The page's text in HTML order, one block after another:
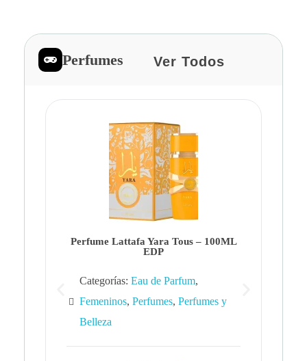
Perfumes Ver Todos
Perfume Lattafa Yara Tous – 100ML
EDP
Categorías: Eau de Parfum,
Femeninos, Perfumes, Perfumes y
Belleza